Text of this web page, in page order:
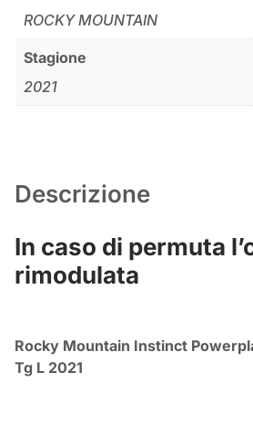
ROCKY MOUNTAIN
Stagione
2021
Descrizione
In caso di permuta
rimodulata
Rocky Mountain Instinct
Tg L 2021